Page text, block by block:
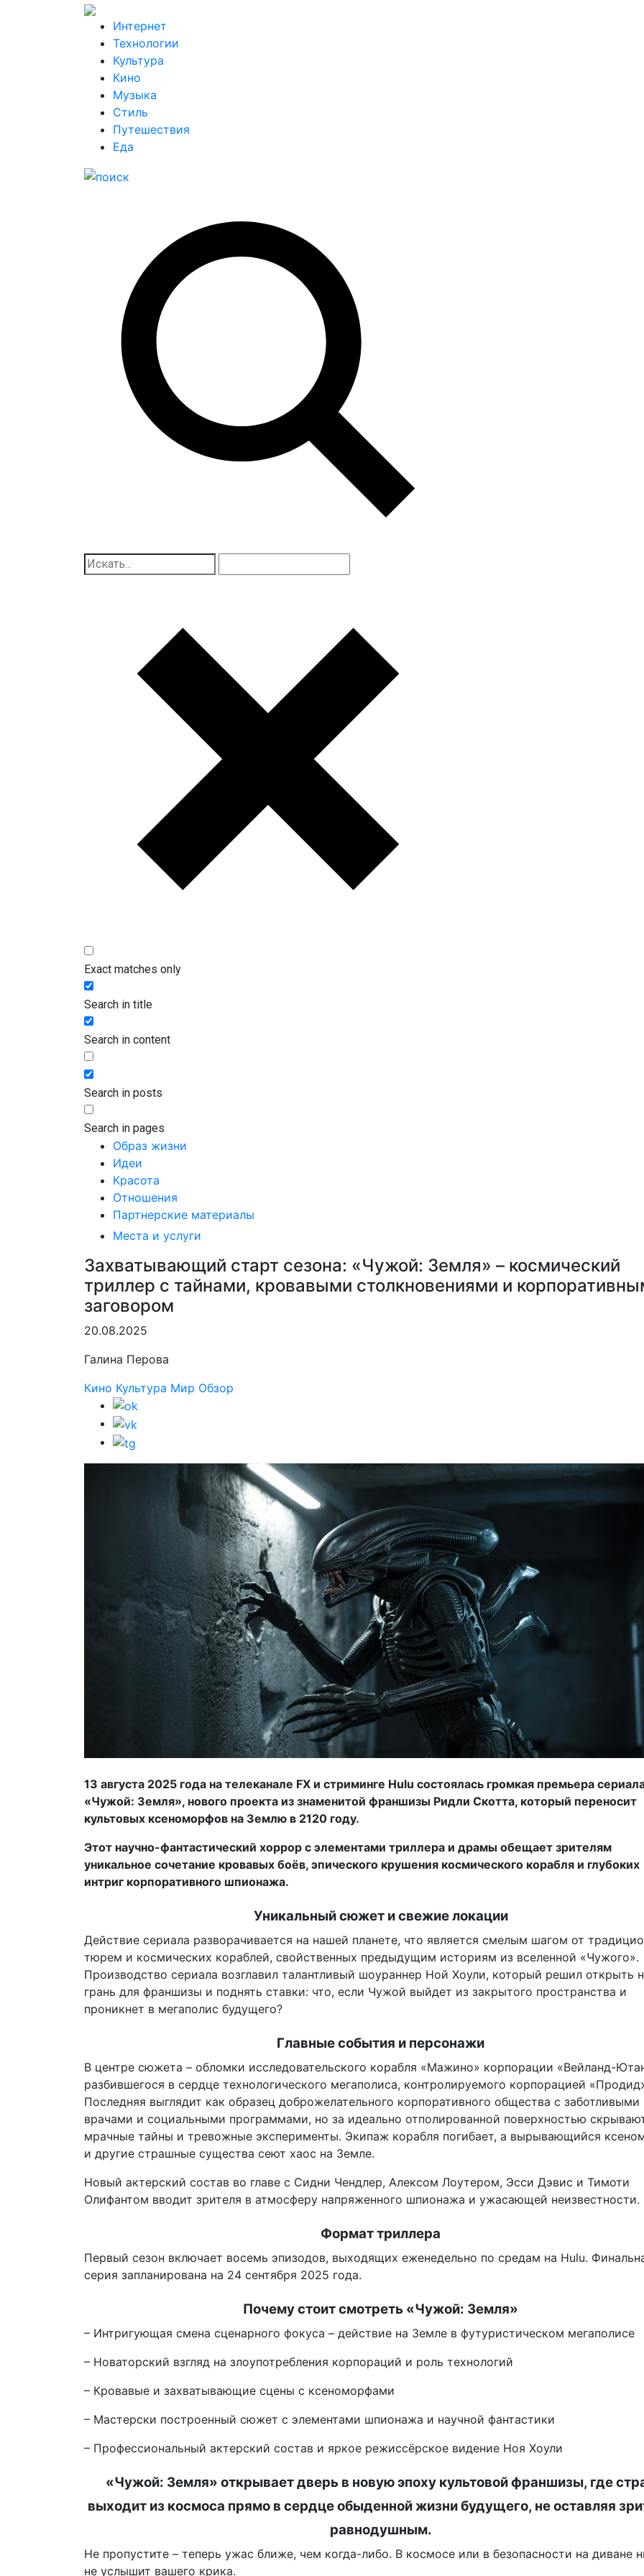
Интернет
Технологии
Культура
Кино
Музыка
Стиль
Путешествия
Еда
Exact matches only
Search in title
Search in content
Search in posts
Search in pages
Образ жизни
Идеи
Красота
Отношения
Партнерские материалы
Места и услуги
Захватывающий старт сезона: «Чужой: Земля» – космический
триллер с тайнами, кровавыми столкновениями и
заговором
20.08.2025
Галина Перова
Кино Культура Мир Обзор
13 августа 2025 года на телеканале FX и стриминге Hulu состоялась громкая премьера
«Чужой: Земля», нового проекта из знаменитой франшизы Ридли Скотта, который переносит
культовых ксеноморфов на Землю в 2120 году.
Этот научно-фантастический хоррор с элементами триллера и драмы обещает зрителям
уникальное сочетание кровавых боёв, эпического крушения космического корабля и глубоких
интриг корпоративного шпионажа.
Уникальный сюжет и свежие локации
Действие сериала разворачивается на нашей планете, что является смелым шагом от
тюрем и космических кораблей, свойственных предыдущим историям из вселенной «Чужого».
Производство сериала возглавил талантливый шоураннер Ной Хоули, который решил открыть
грань для франшизы и поднять ставки: что, если Чужой выйдет из закрытого пространства и
проникнет в мегаполис будущего?
Главные события и персонажи
В центре сюжета – обломки исследовательского корабля «Мажино» корпорации «Вейланд-
разбившегося в сердце технологического мегаполиса, контролируемого корпорацией
Последняя выглядит как образец доброжелательного корпоративного общества с заботливыми
врачами и социальными программами, но за идеально отполированной поверхностью
мрачные тайны и тревожные эксперименты. Экипаж корабля погибает, а вырывающийся
и другие страшные существа сеют хаос на Земле.
Новый актерский состав во главе с Сидни Чендлер, Алексом Лоутером, Эсси Дэвис и Тимоти
Олифантом вводит зрителя в атмосферу напряженного шпионажа и ужасающей неизвестности.
Формат триллера
Первый сезон включает восемь эпизодов, выходящих еженедельно по средам на Hulu.
серия запланирована на 24 сентября 2025 года.
Почему стоит смотреть «Чужой: Земля»
– Интригующая смена сценарного фокуса – действие на Земле в футуристическом мегаполисе
– Новаторский взгляд на злоупотребления корпораций и роль технологий
– Кровавые и захватывающие сцены с ксеноморфами
– Мастерски построенный сюжет с элементами шпионажа и научной фантастики
– Профессиональный актерский состав и яркое режиссёрское видение Ноя Хоули
«Чужой: Земля» открывает дверь в новую эпоху культовой франшизы, где
выходит из космоса прямо в сердце обыденной жизни будущего, не оставляя
равнодушным.
Не пропустите – теперь ужас ближе, чем когда-либо. В космосе или в безопасности на диване
не услышит вашего крика.